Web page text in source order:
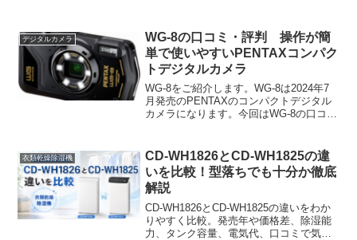
デジタルカメラ
WG-8の口コミ・評判 操作が簡
単で使いやすいPENTAXコンパク
トデジタルカメラ
WG-8をご紹介します。WG-8は2024年7
月発売のPENTAXのコンパクトデジタル
カメラになります。今回はWG-8の口コミ
んか？
衣類乾燥除湿機
CD-WH1826とCD-WH1825の違
いを比較！型落ちでも十分か徹底
解説
CD-WH1826とCD-WH1825の違いをわか
りやすく比較。発売年や価格差、除湿能
力、タンク容量、電気代、口コミで気に